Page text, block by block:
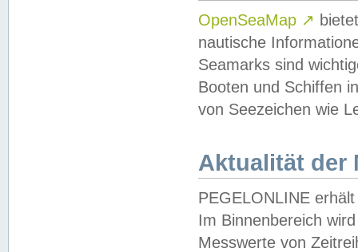
OpenSeaMap ↗
nautische
Seamarks sind
Booten und Schiffen
von Seezeichen wie
Aktualität der
PEGELONLINE
Im Binnenbereich
Messwerte von